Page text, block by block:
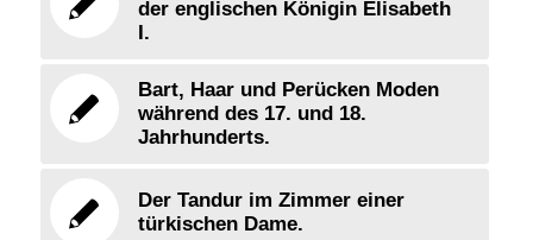
der englischen Königin Elisabeth
I.
Bart, Haar und Perücken Moden
während des 17. und 18.
Jahrhunderts.
Der Tandur im Zimmer einer
türkischen Dame.